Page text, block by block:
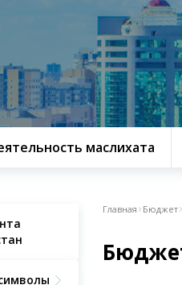
маслихата
Главная Бюджет